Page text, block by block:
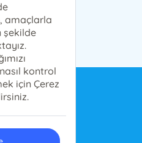
amaçlarla
şekilde
kontrol
için Çerez